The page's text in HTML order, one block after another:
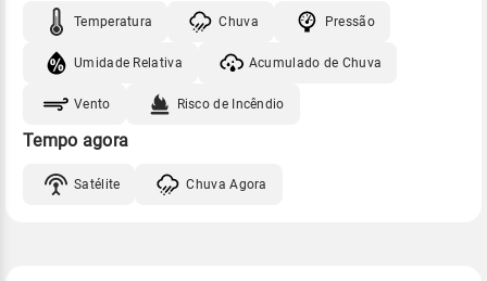
Temperatura Chuva Pressão
Umidade Relativa Acumulado de Chuva
Vento Risco de Incêndio
Tempo agora
Satélite Chuva Agora